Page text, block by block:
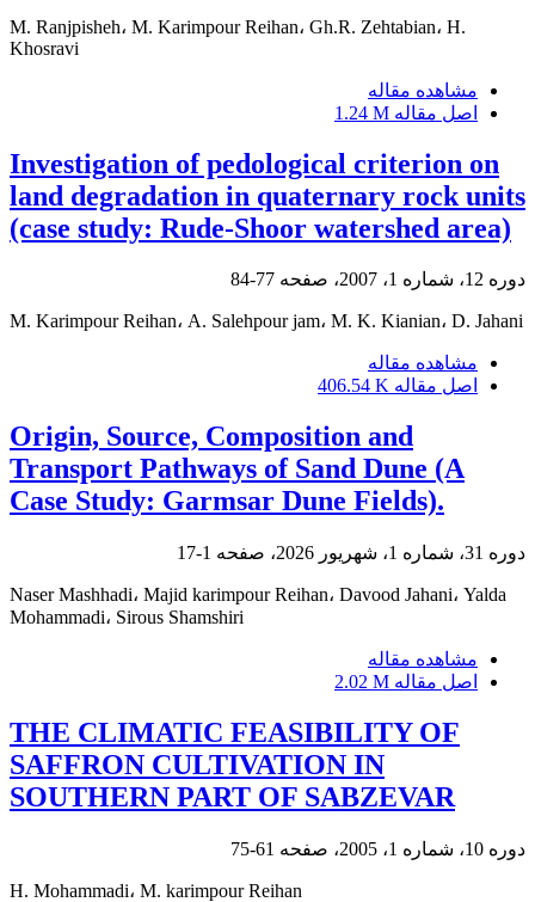
M. Ranjpisheh، M. Karimpour Reihan، Gh.R. Zehtabian، H.
Khosravi
مشاهده مقاله
اصل مقاله 1.24 M
Investigation of pedological criterion on
land degradation in quaternary rock units
(case study: Rude-Shoor watershed area)
دوره 12، شماره 1، 2007، صفحه 77-84
M. Karimpour Reihan، A. Salehpour jam، M. K. Kianian، D. Jahani
مشاهده مقاله
اصل مقاله 406.54 K
Origin, Source, Composition and
Transport Pathways of Sand Dune (A
Case Study: Garmsar Dune Fields).
دوره 31، شماره 1، شهریور 2026، صفحه 1-17
Naser Mashhadi، Majid karimpour Reihan، Davood Jahani، Yalda
Mohammadi، Sirous Shamshiri
مشاهده مقاله
اصل مقاله 2.02 M
THE CLIMATIC FEASIBILITY OF
SAFFRON CULTIVATION IN
SOUTHERN PART OF SABZEVAR
دوره 10، شماره 1، 2005، صفحه 61-75
H. Mohammadi، M. karimpour Reihan